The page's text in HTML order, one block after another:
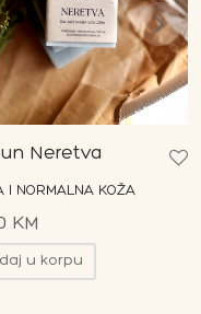
Neretva
I NORMALNA KOŽA
KM
u korpu